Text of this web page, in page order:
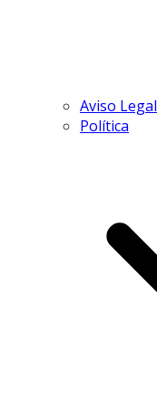
Aviso Legal
Política